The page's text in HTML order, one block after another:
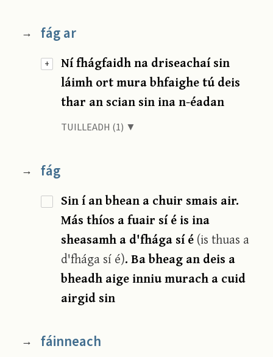
+
→ fág ar
Ní fhágfaidh na driseachaí sin
láimh ort mura bhfaighe tú deis
thar an scian sin ina n-éadan
TUILLEADH (1) ▼
→ fág
Sin í an bhean a chuir smais air.
Más thíos a fuair sí é is ina
sheasamh a d'fhága sí é(is thuas a
d'fhága sí é). Ba bheag an deis a
bheadh aige inniu murach a cuid
airgid sin
→ fáinneach